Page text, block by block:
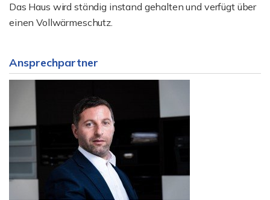
Das Haus wird ständig instand gehalten und verfügt über
einen Vollwärmeschutz.
Ansprechpartner